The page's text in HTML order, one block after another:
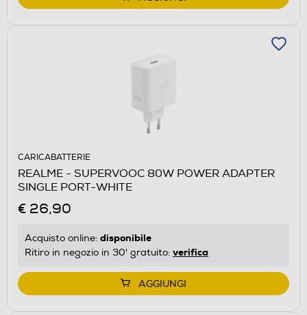
CARICABATTERIE
REALME - SUPERVOOC 80W POWER ADAPTER
SINGLE PORT-WHITE
€ 26,90
Acquisto online: disponibile
Ritiro in negozio in 30' gratuito: verifica
AGGIUNGI